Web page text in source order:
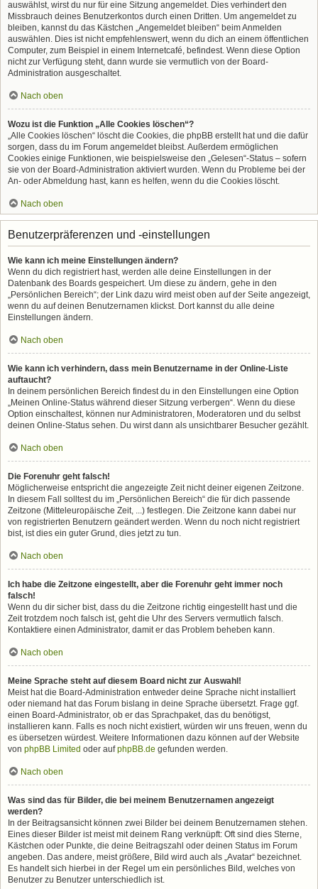
auswählst, wirst du nur für eine Sitzung angemeldet. Dies verhindert den
Missbrauch deines Benutzerkontos durch einen Dritten. Um angemeldet zu
bleiben, kannst du das Kästchen „Angemeldet bleiben“ beim Anmelden
auswählen. Dies ist nicht empfehlenswert, wenn du dich an einem öffentlichen
Computer, zum Beispiel in einem Internetcafé, befindest. Wenn diese Option
nicht zur Verfügung steht, dann wurde sie vermutlich von der Board-
Administration ausgeschaltet.
Nach oben
Wozu ist die Funktion „Alle Cookies löschen“?
„Alle Cookies löschen“ löscht die Cookies, die phpBB erstellt hat und die dafür
sorgen, dass du im Forum angemeldet bleibst. Außerdem ermöglichen
Cookies einige Funktionen, wie beispielsweise den „Gelesen“-Status – sofern
sie von der Board-Administration aktiviert wurden. Wenn du Probleme bei der
An- oder Abmeldung hast, kann es helfen, wenn du die Cookies löscht.
Nach oben
Benutzerpräferenzen und -einstellungen
Wie kann ich meine Einstellungen ändern?
Wenn du dich registriert hast, werden alle deine Einstellungen in der
Datenbank des Boards gespeichert. Um diese zu ändern, gehe in den
„Persönlichen Bereich“; der Link dazu wird meist oben auf der Seite angezeigt,
wenn du auf deinen Benutzernamen klickst. Dort kannst du alle deine
Einstellungen ändern.
Nach oben
Wie kann ich verhindern, dass mein Benutzername in der Online-Liste
auftaucht?
In deinem persönlichen Bereich findest du in den Einstellungen eine Option
„Meinen Online-Status während dieser Sitzung verbergen“. Wenn du diese
Option einschaltest, können nur Administratoren, Moderatoren und du selbst
deinen Online-Status sehen. Du wirst dann als unsichtbarer Besucher gezählt.
Nach oben
Die Forenuhr geht falsch!
Möglicherweise entspricht die angezeigte Zeit nicht deiner eigenen Zeitzone.
In diesem Fall solltest du im „Persönlichen Bereich“ die für dich passende
Zeitzone (Mitteleuropäische Zeit, ...) festlegen. Die Zeitzone kann dabei nur
von registrierten Benutzern geändert werden. Wenn du noch nicht registriert
bist, ist dies ein guter Grund, dies jetzt zu tun.
Nach oben
Ich habe die Zeitzone eingestellt, aber die Forenuhr geht immer noch
falsch!
Wenn du dir sicher bist, dass du die Zeitzone richtig eingestellt hast und die
Zeit trotzdem noch falsch ist, geht die Uhr des Servers vermutlich falsch.
Kontaktiere einen Administrator, damit er das Problem beheben kann.
Nach oben
Meine Sprache steht auf diesem Board nicht zur Auswahl!
Meist hat die Board-Administration entweder deine Sprache nicht installiert
oder niemand hat das Forum bislang in deine Sprache übersetzt. Frage ggf.
einen Board-Administrator, ob er das Sprachpaket, das du benötigst,
installieren kann. Falls es noch nicht existiert, würden wir uns freuen, wenn du
es übersetzen würdest. Weitere Informationen dazu können auf der Website
von phpBB Limited oder aufphpBB.de gefunden werden.
Nach oben
Was sind das für Bilder, die bei meinem Benutzernamen angezeigt
werden?
In der Beitragsansicht können zwei Bilder bei deinem Benutzernamen stehen.
Eines dieser Bilder ist meist mit deinem Rang verknüpft: Oft sind dies Sterne,
Kästchen oder Punkte, die deine Beitragszahl oder deinen Status im Forum
angeben. Das andere, meist größere, Bild wird auch als „Avatar“ bezeichnet.
Es handelt sich hierbei in der Regel um ein persönliches Bild, welches von
Benutzer zu Benutzer unterschiedlich ist.